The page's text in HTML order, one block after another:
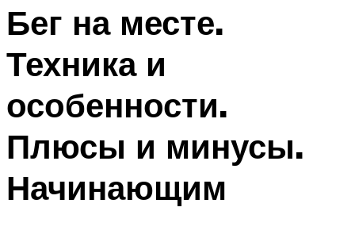
Бег на месте.
Техника и
особенности.
Плюсы и минусы.
Начинающим